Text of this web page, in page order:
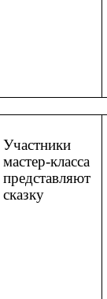
Участники
мастер-класса
представляют
сказку